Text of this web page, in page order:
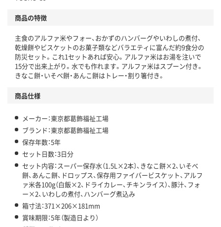
商品の特徴
主食のアルファ米やフォー、おかずのハンバーグやいわしの煮付、
乾燥餅やビスケットのお菓子類などバラエティに富んだ約9食分の
防災セット。これ1セットあれば安心。アルファ米はお湯を注いで
15分で出来上がり。水でも作れます。アルファ米はスプーン付き。
きなこ餅・いそべ餅・あんこ餅はトレー・割り箸付き。
商品仕様
メーカー：東京都葛飾福祉工場
ブランド：東京都葛飾福祉工場
保存年数：5年
セット日数：3日分
セット内容：スーパー保存水（1.5L×2本〕、きなこ餅×2、いそべ
餅、あんこ餅、ドロップス、保存用ファイバービスケット、アルフ
ァ米各100g（白飯×2、ドライカレー、チキンライス）、豚汁、フォ
ー×2、いわしの煮付、ハンバーグ煮込み
箱寸法：371×206×181mm
賞味期限：5年（製造日より）